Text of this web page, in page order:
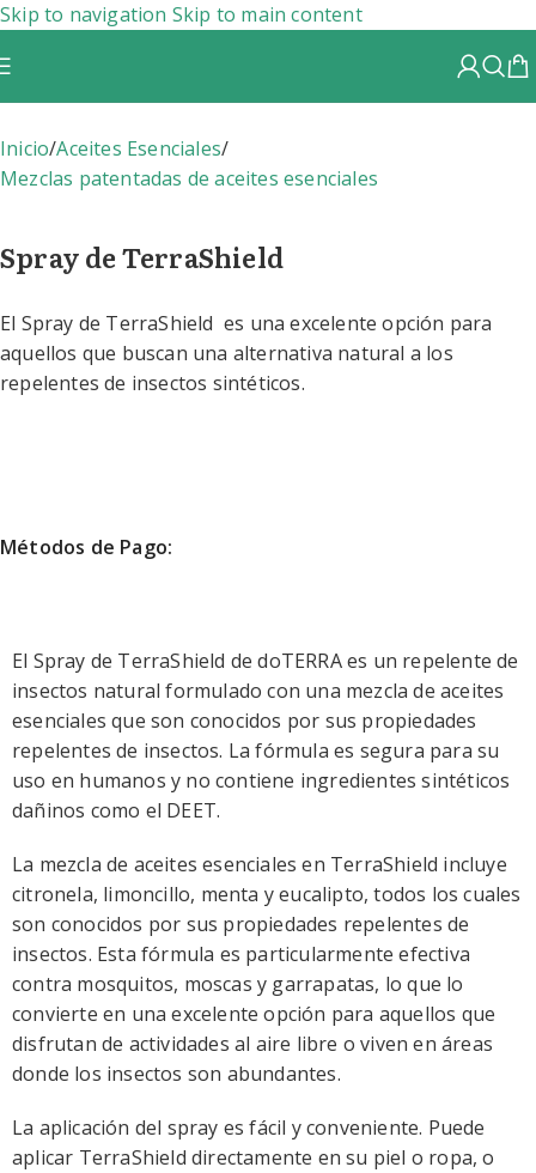
Skip to navigation Skip to main content
Inicio/Aceites Esenciales/
Mezclas patentadas de aceites esenciales
Spray de TerraShield
El Spray de TerraShield es una excelente opción para
aquellos que buscan una alternativa natural a los
repelentes de insectos sintéticos.
Métodos de Pago:
El Spray de TerraShield de doTERRA es un repelente de
insectos natural formulado con una mezcla de aceites
esenciales que son conocidos por sus propiedades
repelentes de insectos. La fórmula es segura para su
uso en humanos y no contiene ingredientes sintéticos
dañinos como el DEET.
La mezcla de aceites esenciales en TerraShield incluye
citronela, limoncillo, menta y eucalipto, todos los cuales
son conocidos por sus propiedades repelentes de
insectos. Esta fórmula es particularmente efectiva
contra mosquitos, moscas y garrapatas, lo que lo
convierte en una excelente opción para aquellos que
disfrutan de actividades al aire libre o viven en áreas
donde los insectos son abundantes.
La aplicación del spray es fácil y conveniente. Puede
aplicar TerraShield directamente en su piel o ropa, o